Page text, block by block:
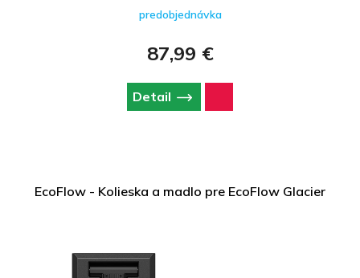
doplní energie i bezdrátovo, ostatné prístroje pomocou
fitness náramků a sluchátek.
predobjednávka
87,99 €
Detail
EcoFlow - Kolieska a madlo pre EcoFlow Glacier